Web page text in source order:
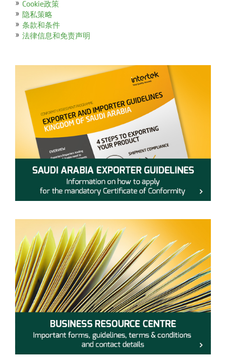
Cookie政策
隐私策略
条款和条件
法律信息和免责声明